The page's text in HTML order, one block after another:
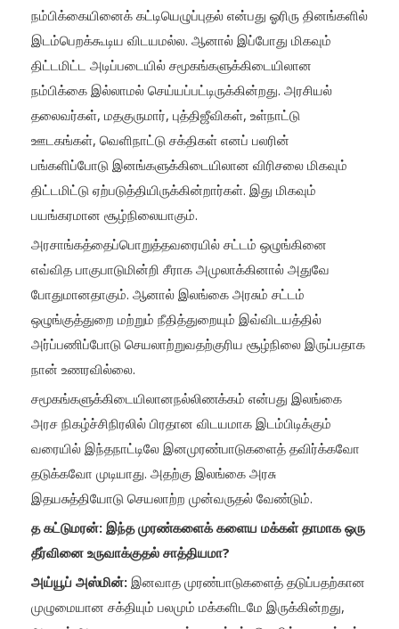
நம்பிக்கையினைக் கட்டியெழுப்புதல் என்பது ஓரிரு தினங்களில்
இடம்பெறக்கூடிய விடயமல்ல. ஆனால் இப்போது மிகவும்
திட்டமிட்ட அடிப்படையில் சமூகங்களுக்கிடையிலான
நம்பிக்கை இல்லாமல் செய்யப்பட்டிருக்கின்றது. அரசியல்
தலைவர்கள், மதகுருமார், புத்திஜீவிகள், உள்நாட்டு
ஊடகங்கள், வெளிநாட்டு சக்திகள் எனப் பலரின்
பங்களிப்போடு இனங்களுக்கிடையிலான விரிசலை மிகவும்
திட்டமிட்டு ஏற்படுத்தியிருக்கின்றார்கள். இது மிகவும்
பயங்கரமான சூழ்நிலையாகும்.
அரசாங்கத்தைப்பொறுத்தவரையில் சட்டம் ஒழுங்கினை
எவ்வித பாகுபாடுமின்றி சீராக அமுலாக்கினால் அதுவே
போதுமானதாகும். ஆனால் இலங்கை அரசும் சட்டம்
ஒழுங்குத்துறை மற்றும் நீதித்துறையும் இவ்விடயத்தில்
அர்ப்பணிப்போடு செயலாற்றுவதற்குரிய சூழ்நிலை இருப்பதாக
நான் உணரவில்லை.
சமூகங்களுக்கிடையிலானநல்லிணக்கம் என்பது இலங்கை
அரச நிகழ்ச்சிநிரலில் பிரதான விடயமாக இடம்பிடிக்கும்
வரையில் இந்தநாட்டிலே இனமுரண்பாடுகளைத் தவிர்க்கவோ
தடுக்கவோ முடியாது. அதற்கு இலங்கை அரசு
இதயசுத்தியோடு செயலாற்ற முன்வருதல் வேண்டும்.
த கட்டுமரன்: இந்த முரண்களைக் களைய மக்கள் தாமாக ஒரு
தீர்வினை உருவாக்குதல் சாத்தியமா?
அய்யூப் அஸ்மின்: இனவாத முரண்பாடுகளைத் தடுப்பதற்கான
முழுமையான சக்தியும் பலமும் மக்களிடமே இருக்கின்றது,